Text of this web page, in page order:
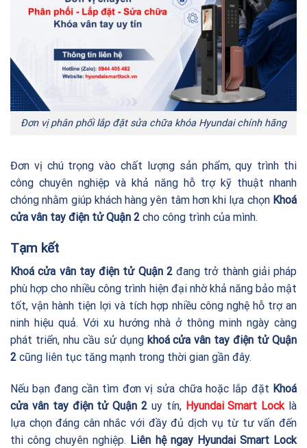
Đơn vị phân phối lắp đặt sửa chữa khóa Hyundai chính hãng
Đơn vị chú trọng vào chất lượng sản phẩm, quy trình thi
công chuyên nghiệp và khả năng hỗ trợ kỹ thuật nhanh
chóng nhằm giúp khách hàng yên tâm hơn khi lựa chọn Khoá
cửa vân tay điện tử Quận 2 cho công trình của mình.
Tạm kết
Khoá cửa vân tay điện tử Quận 2đang trở thành giải pháp
phù hợp cho nhiều công trình hiện đại nhờ khả năng bảo mật
tốt, vận hành tiện lợi và tích hợp nhiều công nghệ hỗ trợ an
ninh hiệu quả. Với xu hướng nhà ở thông minh ngày càng
phát triển, nhu cầu sử dụng khoá cửa vân tay điện tử Quận
2 cũng liên tục tăng mạnh trong thời gian gần đây.
Nếu bạn đang cần tìm đơn vị sửa chữa hoặc lắp đặt Khoá
cửa vân tay điện tử Quận 2 uy tín, Hyundai Smart Locklà
lựa chọn đáng cân nhắc với đầy đủ dịch vụ từ tư vấn đến
thi công chuyên nghiệp. Liên hệ ngay Hyundai Smart Lock